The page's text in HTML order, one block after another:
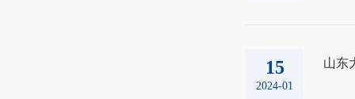
15
2024-01
山东